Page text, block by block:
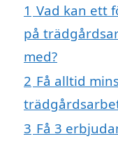
1 Vad kan ett
på
med?
2 Få alltid
3 Få 3